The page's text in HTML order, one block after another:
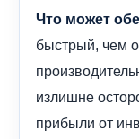
Что может
быстрый, чем
излишне
прибыли от